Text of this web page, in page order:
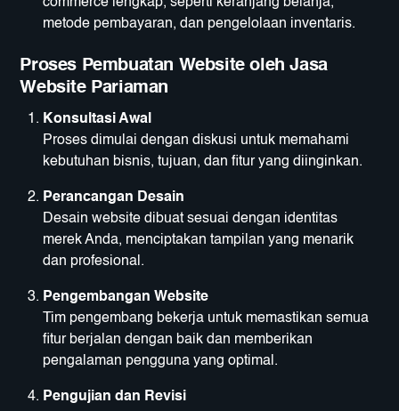
commerce lengkap, seperti keranjang belanja,
metode pembayaran, dan pengelolaan inventaris.
Proses Pembuatan Website oleh Jasa
Website Pariaman
Konsultasi Awal
Proses dimulai dengan diskusi untuk memahami
kebutuhan bisnis, tujuan, dan fitur yang diinginkan.
Perancangan Desain
Desain website dibuat sesuai dengan identitas
merek Anda, menciptakan tampilan yang menarik
dan profesional.
Pengembangan Website
Tim pengembang bekerja untuk memastikan semua
fitur berjalan dengan baik dan memberikan
pengalaman pengguna yang optimal.
Pengujian dan Revisi